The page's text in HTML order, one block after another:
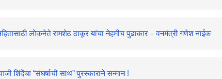
लोकनेते रामशेठ ठाकूर यांचा नेहमीच पुढाकार – वनमंत्री गणेश नाईक
शिंदेंचा “संघर्षाची साथ” पुरस्काराने सन्मान !